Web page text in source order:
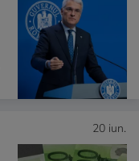
20 iun.